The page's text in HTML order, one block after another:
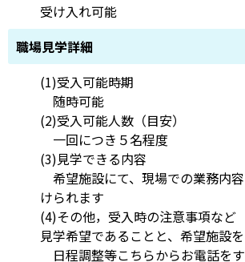
受け入れ可能
職場見学詳細
(1)受入可能時期
随時可能
(2)受入可能人数（目安）
一回につき５名程度
(3)見学できる内容
希望施設にて、現場での業務内
けられます
(4)その他，受入時の注意事項など
見学希望であることと、希望施設
日程調整等こちらからお電話を